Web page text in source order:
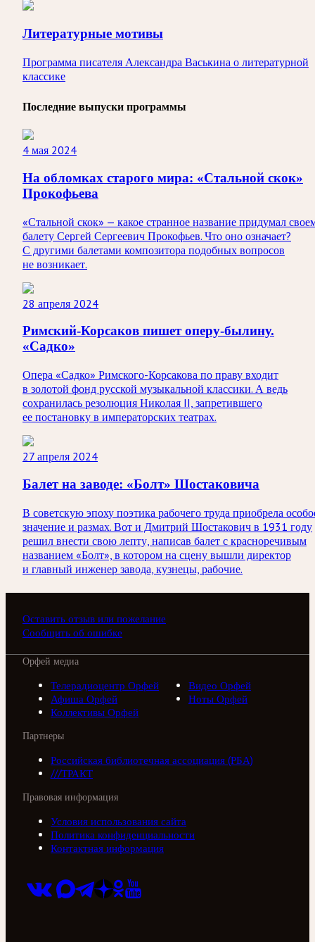
Литературные мотивы
Программа писателя Александра Васькина о литературной
классике
Последние выпуски программы
4 мая 2024
На обломках старого мира: «Стальной скок»
Прокофьева
«Стальной скок» — какое странное название придумал
балету Сергей Сергеевич Прокофьев. Что оно означает?
С другими балетами композитора подобных вопросов
не возникает.
28 апреля 2024
Римский-Корсаков пишет оперу-былину.
«Садко»
Опера «Садко» Римского-Корсакова по праву входит
в золотой фонд русской музыкальной классики. А ведь
сохранилась резолюция Николая II, запретившего
ее постановку в императорских театрах.
27 апреля 2024
Балет на заводе: «Болт» Шостаковича
В советскую эпоху поэтика рабочего труда приобрела
значение и размах. Вот и Дмитрий Шостакович в 1931 году
решил внести свою лепту, написав балет с красноречивым
названием «Болт», в котором на сцену вышли директор
и главный инженер завода, кузнецы, рабочие.
Оставить отзыв или пожелание
Сообщить об ошибке
Орфей медиа
Телерадиоцентр Орфей
Видео Орфей
Афиша Орфей
Ноты Орфей
Коллективы Орфей
Партнеры
Российская библиотечная ассоциация (РБА)
///ТРАКТ
Правовая информация
Условия использования сайта
Политика конфиденциальности
Контактная информация